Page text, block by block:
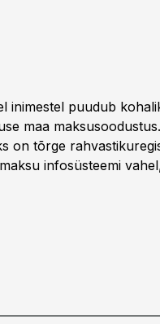
inimestel puudub
maa
on tõrge
infosüsteemi